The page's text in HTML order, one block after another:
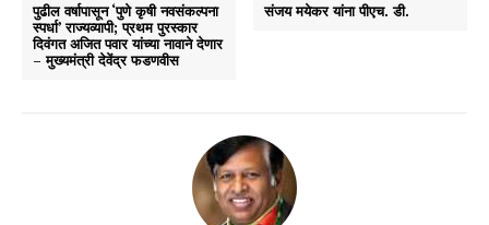
पुढील वर्षापासून ‘पुणे कृषी नवसंकल्पना
स्पर्धा’ राज्यव्यापी; प्रथम पुरस्कार
दिवंगत अजित पवार यांच्या नावाने देणार
– मुख्यमंत्री देवेंद्र फडणवीस
संजय मयेकर यांना पीएच. डी.